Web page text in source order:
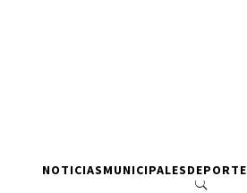
NOTICIASMUNICIPALES